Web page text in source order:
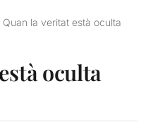
Quan la veritat està oculta
oculta